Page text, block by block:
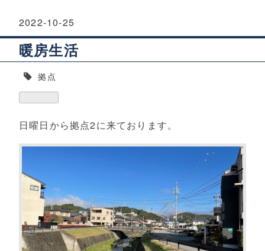
2022-10-25
暖房生活
拠点
日曜日から拠点2に来ております。